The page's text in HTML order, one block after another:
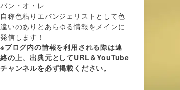
パン・オ・レ
自称色粘りエバンジェリストとして色
違いのありとあらゆる情報をメインに
発信します！
※ブログ内の情報を利用される際は連
絡の上、出典元としてURL＆YouTube
チャンネルを必ず掲載ください。